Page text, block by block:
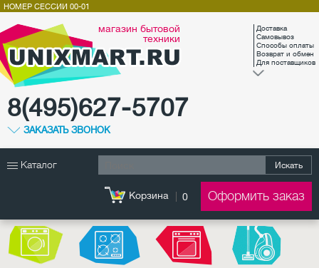
магазин бытовой
техники
8(495)627-5707
ЗАКАЗАТЬ ЗВОНОК
Доставка
Самовывоз
Способы оплаты
Возврат и обмен
Для поставщиков
НОМЕР СЕССИИ 00-01
Каталог Искать
Корзина 0 Оформить заказ